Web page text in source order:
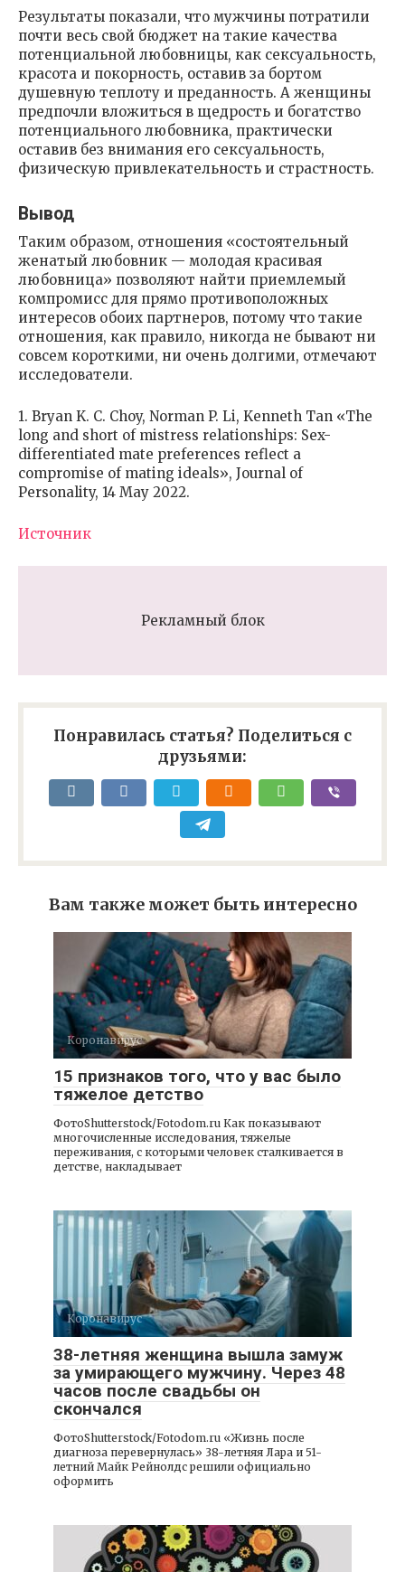
Результаты показали, что мужчины потратили
почти весь свой бюджет на такие качества
потенциальной любовницы, как сексуальность,
красота и покорность, оставив за бортом
душевную теплоту и преданность. А женщины
предпочли вложиться в щедрость и богатство
потенциального любовника, практически
оставив без внимания его сексуальность,
физическую привлекательность и страстность.
Вывод
Таким образом, отношения «состоятельный
женатый любовник — молодая красивая
любовница» позволяют найти приемлемый
компромисс для прямо противоположных
интересов обоих партнеров, потому что такие
отношения, как правило, никогда не бывают ни
совсем короткими, ни очень долгими, отмечают
исследователи.
1. Bryan K. C. Choy, Norman P. Li, Kenneth Tan «The
long and short of mistress relationships: Sex-
differentiated mate preferences reflect a
compromise of mating ideals», Journal of
Personality, 14 May 2022.
Источник
Рекламный блок
Понравилась статья? Поделиться с
друзьями:
Вам также может быть интересно
Коронавирус
15 признаков того, что у вас было
тяжелое детство
ФотоShutterstock/Fotodom.ru Как показывают
многочисленные исследования, тяжелые
переживания, с которыми человек сталкивается в
детстве, накладывает
Коронавирус
38-летняя женщина вышла замуж
за умирающего мужчину. Через 48
часов после свадьбы он
скончался
ФотоShutterstock/Fotodom.ru «Жизнь после
диагноза перевернулась» 38-летняя Лара и 51-
летний Майк Рейнолдс решили официально
оформить